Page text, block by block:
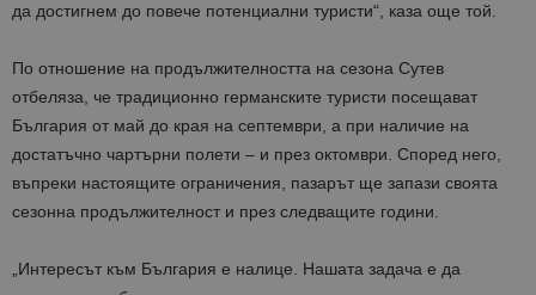
да достигнем до повече потенциални туристи“, каза още той.
По отношение на продължителността на сезона Сутев
отбеляза, че традиционно германските туристи посещават
България от май до края на септември, а при наличие на
достатъчно чартърни полети – и през октомври. Според него,
въпреки настоящите ограничения, пазарът ще запази своята
сезонна продължителност и през следващите години.
„Интересът към България е налице. Нашата задача е да